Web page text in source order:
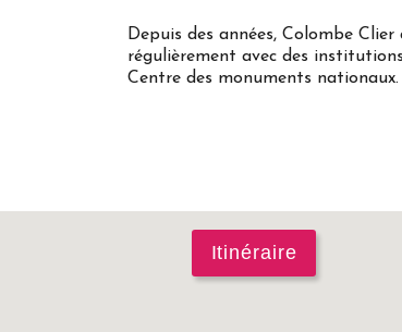
Depuis des années, Colombe
régulièrement avec des
Centre des monuments nationaux.
Itinéraire